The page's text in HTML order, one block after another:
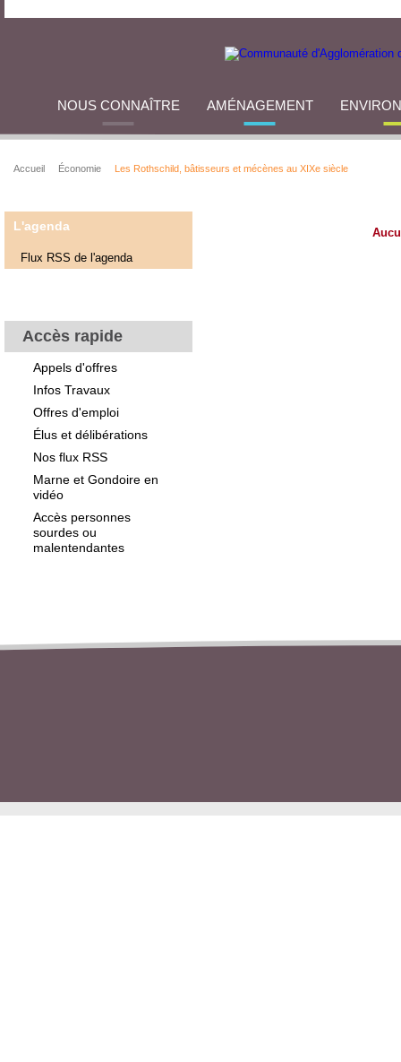
NOUS CONNAÎTRE AMÉNAGEMENT
Accueil Économie Les Rothschild, bâtisseurs et mécènes au XIXe siècle
L'agenda
Flux RSS de l'agenda
Accès rapide
Appels d'offres
Infos Travaux
Offres d'emploi
Élus et délibérations
Nos flux RSS
Marne et Gondoire en
vidéo
Accès personnes
sourdes ou
malentendantes